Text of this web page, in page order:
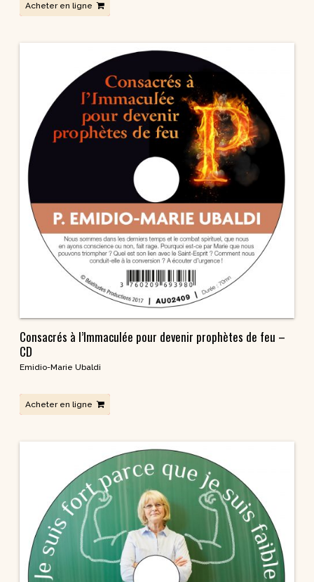
Acheter en ligne
Consacrés à l’Immaculée pour devenir prophètes de feu –
CD
Emidio-Marie Ubaldi
Acheter en ligne